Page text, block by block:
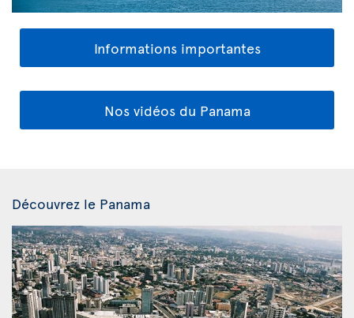
Informations importantes
Nos vidéos du Panama
Découvrez le Panama